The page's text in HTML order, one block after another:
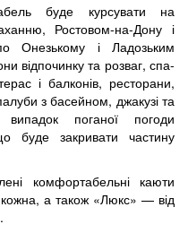
буде курсувати на
Ростовом-на-Дону і
Онезькому і Ладозьким
відпочинку та розваг, спа-
і балконів, ресторани,
з басейном, джакузі та
поганої погоди
буде закривати частину
комфортабельні каюти
а також «Люкс» — від